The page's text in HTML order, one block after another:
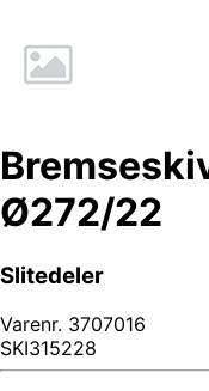
Ø272/22
Slitedeler
Varenr. 3707016
SKI315228